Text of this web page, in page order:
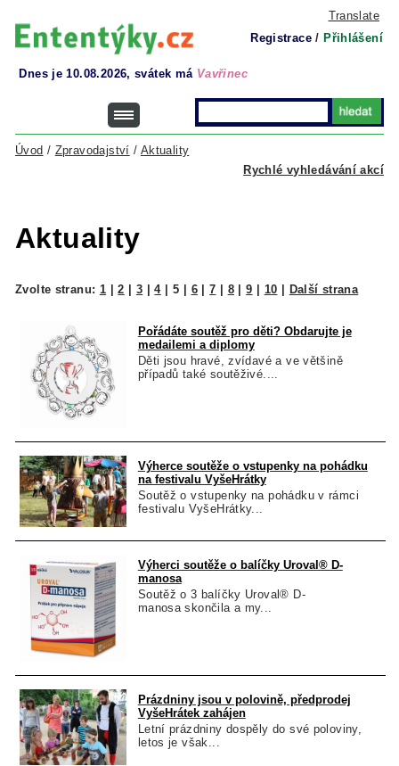
Translate
Registrace / Přihlášení
Dnes je 10.08.2026, svátek má Vavřinec
Rychlé vyhledávání akcí
Úvod / Zpravodajství / Aktuality
Aktuality
Zvolte stranu: 1 |2 3 |4| 5 6|7 8|9 10 Další strana
Pořádáte soutěž pro děti? Obdarujte je
medailemi a diplomy
Děti jsou hravé, zvídavé a ve většině
případů také soutěživé....
Výherce soutěže o vstupenky na pohádku
na festivalu VyšeHrátky
Soutěž o vstupenky na pohádku v rámci
festivalu VyšeHrátky...
Výherci soutěže o balíčky Uroval® D-
manosa
Soutěž o 3 balíčky Uroval® D-
manosa skončila a my...
Prázdniny jsou v polovině, předprodej
VyšeHrátek zahájen
Letní prázdniny dospěly do své poloviny,
letos je však...